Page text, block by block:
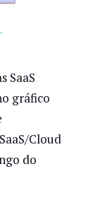
SaaS
gráfico
Cloud
do